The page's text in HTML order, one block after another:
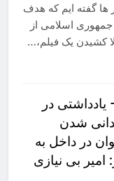
ها گفته ایم که هدف
جمهوری اسلامی از
کشیدن یک فیلم،…
یادداشتی در
شدن
در داخل به
بی نیازی